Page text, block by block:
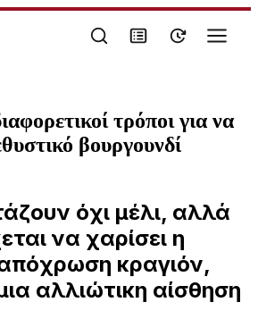
τρόποι για να
βουργουνδί
όχι μέλι, αλλά
να χαρίσει η
κραγιόν,
αλλιώτικη αίσθηση